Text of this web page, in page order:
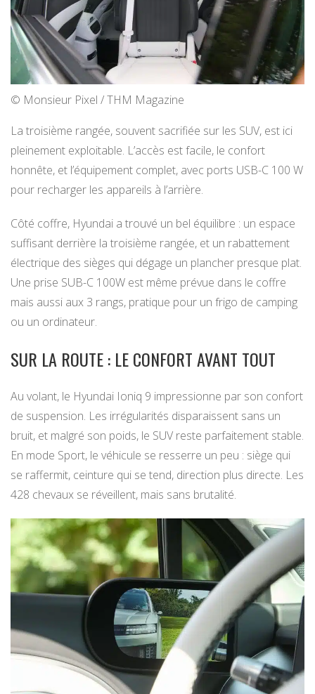
© Monsieur Pixel / THM Magazine
La troisième rangée, souvent sacrifiée sur les SUV, est ici
pleinement exploitable. L’accès est facile, le confort
honnête, et l’équipement complet, avec ports USB-C 100 W
pour recharger les appareils à l’arrière.
Côté coffre, Hyundai a trouvé un bel équilibre : un espace
suffisant derrière la troisième rangée, et un rabattement
électrique des sièges qui dégage un plancher presque plat.
Une prise SUB-C 100W est même prévue dans le coffre
mais aussi aux 3 rangs, pratique pour un frigo de camping
ou un ordinateur.
SUR LA ROUTE : LE CONFORT AVANT TOUT
Au volant, le Hyundai Ioniq 9 impressionne par son confort
de suspension. Les irrégularités disparaissent sans un
bruit, et malgré son poids, le SUV reste parfaitement stable.
En mode Sport, le véhicule se resserre un peu : siège qui
se raffermit, ceinture qui se tend, direction plus directe. Les
428 chevaux se réveillent, mais sans brutalité.